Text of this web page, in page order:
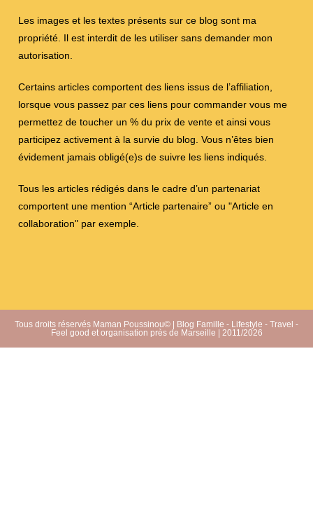
Les images et les textes présents sur ce blog sont ma
propriété. Il est interdit de les utiliser sans demander mon
autorisation.
Certains articles comportent des liens issus de l’affiliation,
lorsque vous passez par ces liens pour commander vous me
permettez de toucher un % du prix de vente et ainsi vous
participez activement à la survie du blog. Vous n’êtes bien
évidement jamais obligé(e)s de suivre les liens indiqués.
Tous les articles rédigés dans le cadre d’un partenariat
comportent une mention “Article partenaire” ou "Article en
collaboration" par exemple.
Tous droits réservés Maman Poussinou© | Blog Famille - Lifestyle - Travel -
Feel good et organisation près de Marseille | 2011/2026